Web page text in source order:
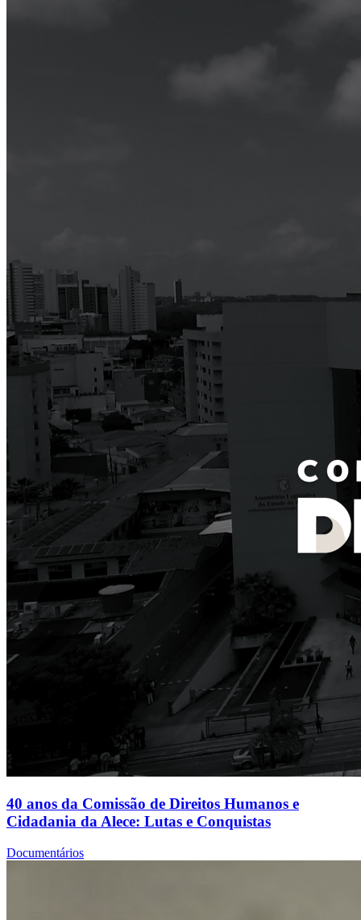
40 anos da Comissão de Direitos Humanos e
Cidadania da Alece: Lutas e Conquistas
Documentários